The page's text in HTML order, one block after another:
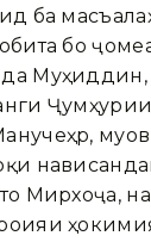
ба
бо
Мирхоҷа,